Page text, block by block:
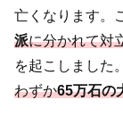
亡くなります。
派に分かれて対
を起こしました
わずか65万石の